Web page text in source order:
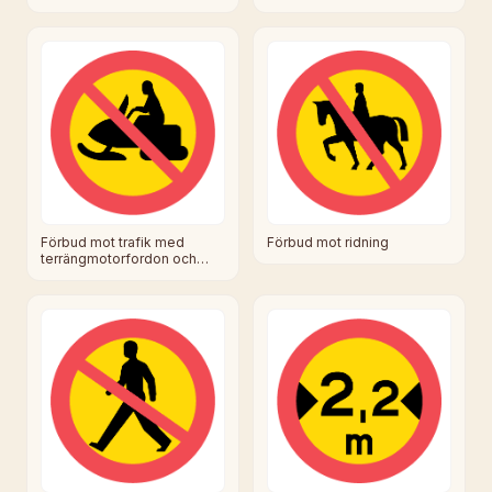
Förbud mot trafik med
terrängmotorfordon och
Förbud mot ridning